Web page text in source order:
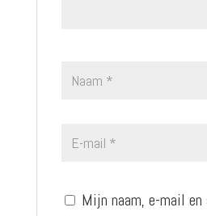
Mijn naam, e-mail